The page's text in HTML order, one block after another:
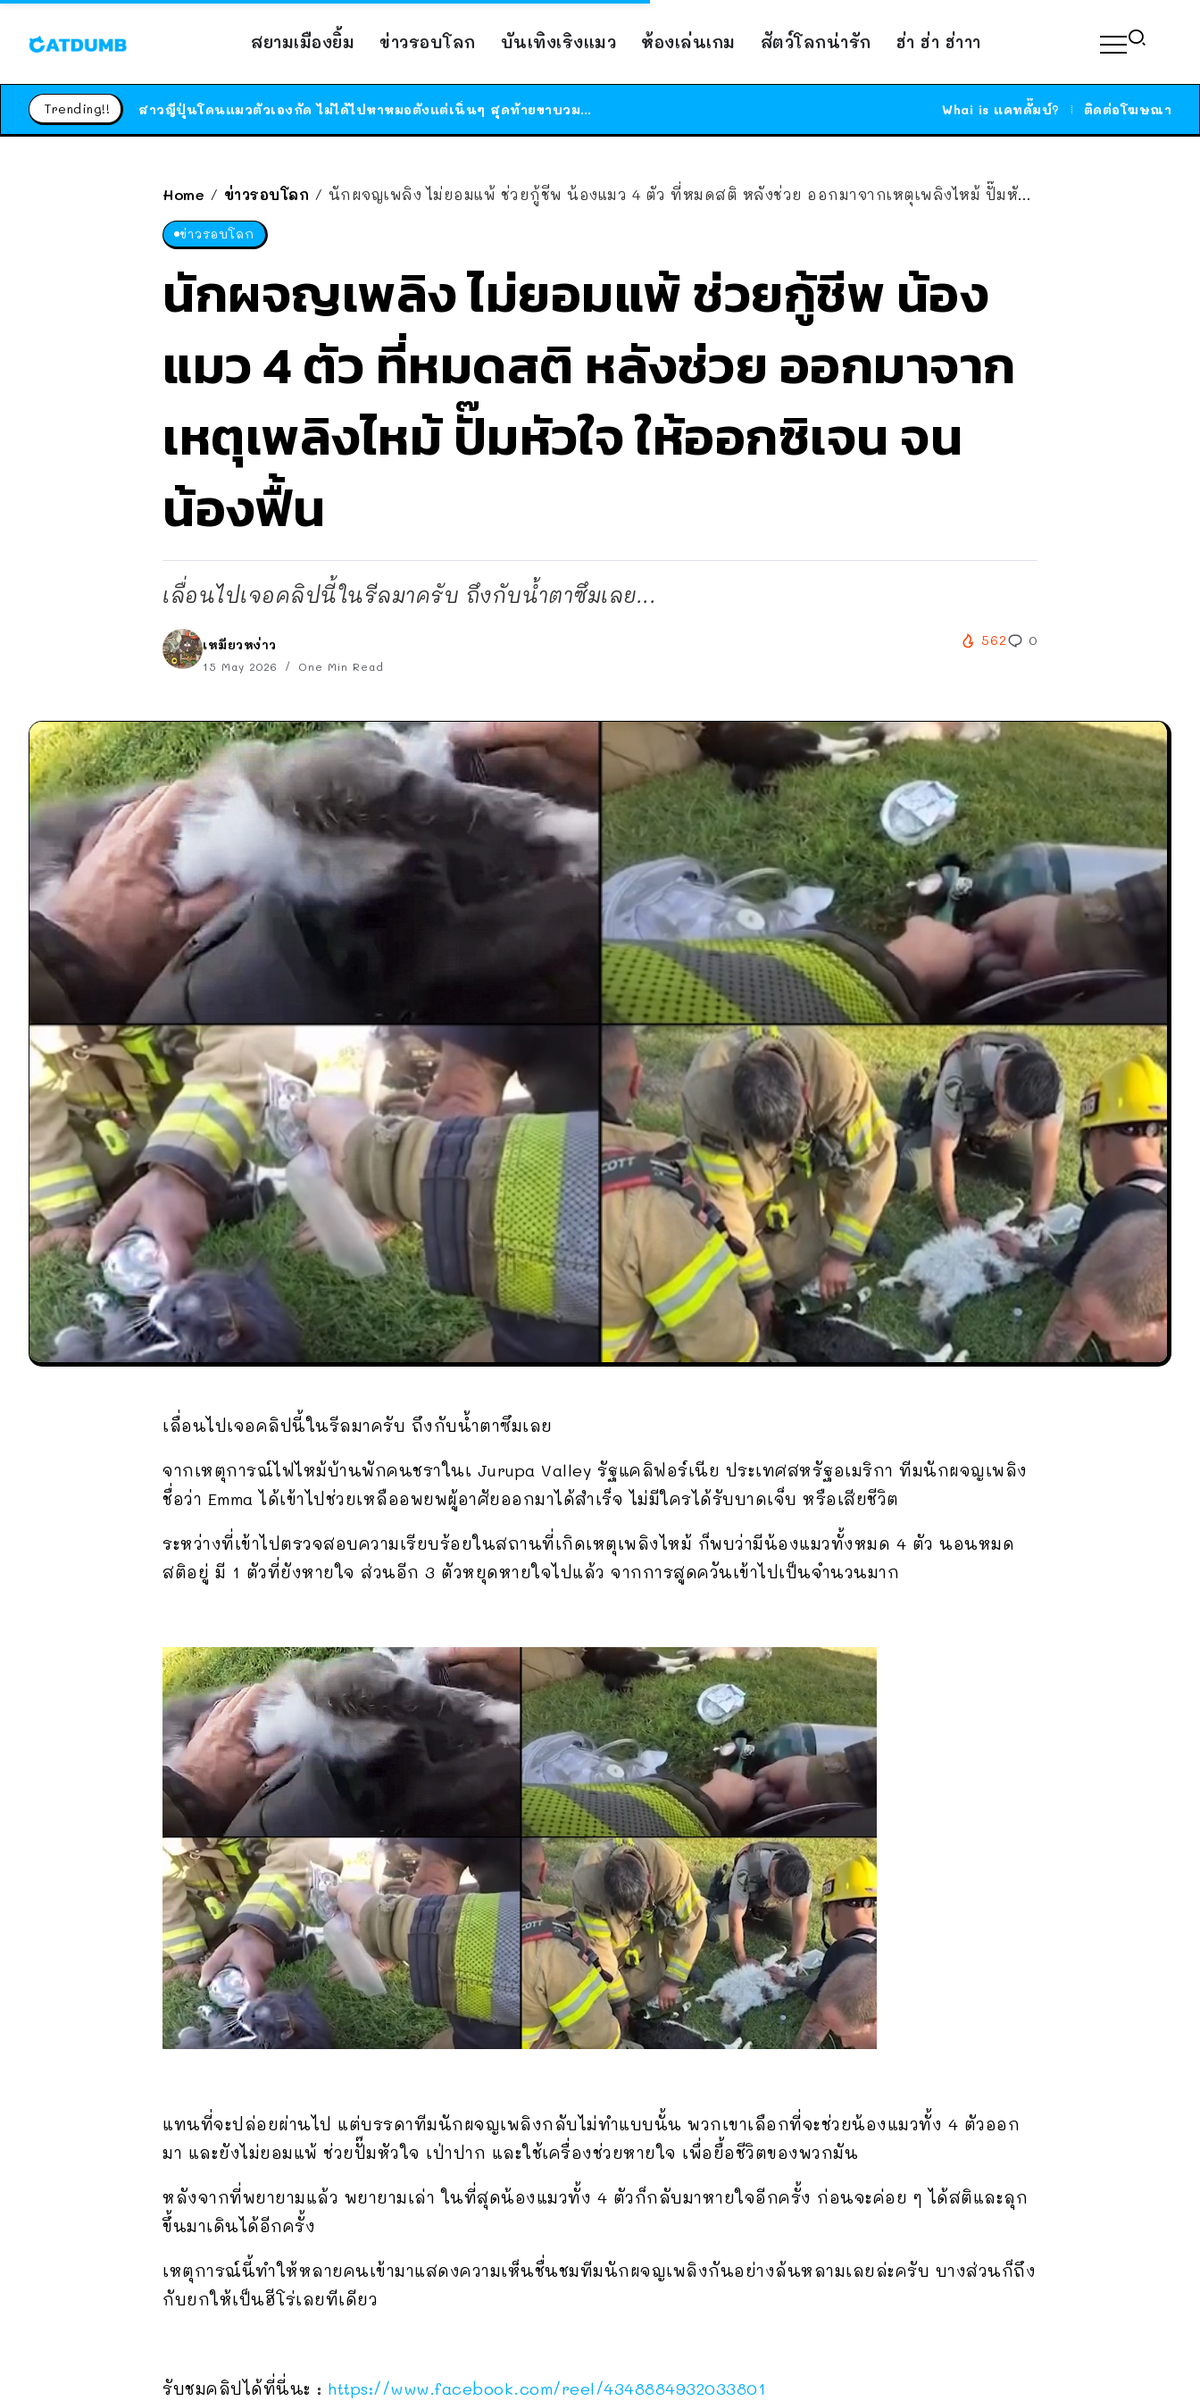
สยามเมืองยิ้ม ข่าวรอบโลก บันเทิงเริงแมว ห้องเล่นเกม สัตว์โลกน่ารัก ฮ่า ฮ่า ฮ่าาา
Trending!!
ร้านอาหารในนิวยอร์กประกาศปิดตัวลง หลังอยู่มานานกว่า 45 ปี ติดป้ายขอบคุณลูกค้าทุกคน แถมสูตรทำไวท์ซอสให้แบบจัดเต็ม
ได้เวลาเด็กหนวดรวมตัว RF Online Next เปิดให้เล่นแล้ว เกม Sci-Fi MMORPG ระดับตำนาน เล่นได้ทั้งมือถือและ PC Whai is แคทดั๊มบ์? ติดต่อโฆษณา
Home / ข่าวรอบโลก / นักผจญเพลิง ไม่ยอมแพ้ ช่วยกู้ชีพ น้องแมว 4 ตัว ที่หมดสติ หลังช่วย ออกมาจากเหตุเพลิงไหม้ ปั๊มหัวใจ ให้ออกซิเจน จนน้องฟื้น
ข่าวรอบโลก
นักผจญเพลิง ไม่ยอมแพ้ ช่วยกู้ชีพ น้อง
แมว 4 ตัว ที่หมดสติ หลังช่วย ออกมาจาก
เหตุเพลิงไหม้ ปั๊มหัวใจ ให้ออกซิเจน จน
น้องฟื้น
เลื่อนไปเจอคลิปนี้ในรีลมาครับ ถึงกับน้ำตาซึมเลย...
เหมียวหง่าว
15 May 2026 One Min Read
562 0
เลื่อนไปเจอคลิปนี้ในรีลมาครับ ถึงกับน้ำตาซึมเลย
จากเหตุการณ์ไฟไหม้บ้านพักคนชราในเ Jurupa Valley รัฐแคลิฟอร์เนีย ประเทศสหรัฐอเมริกา ทีมนักผจญเพลิง
ชื่อว่า Emma ได้เข้าไปช่วยเหลืออพยพผู้อาศัยออกมาได้สำเร็จ ไม่มีใครได้รับบาดเจ็บ หรือเสียชีวิต
ระหว่างที่เข้าไปตรวจสอบความเรียบร้อยในสถานที่เกิดเหตุเพลิงไหม้ ก็พบว่ามีน้องแมวทั้งหมด 4 ตัว นอนหมด
สติอยู่ มี 1 ตัวที่ยังหายใจ ส่วนอีก 3 ตัวหยุดหายใจไปแล้ว จากการสูดควันเข้าไปเป็นจำนวนมาก
แทนที่จะปล่อยผ่านไป แต่บรรดาทีมนักผจญเพลิงกลับไม่ทำแบบนั้น พวกเขาเลือกที่จะช่วยน้องแมวทั้ง 4 ตัวออก
มา และยังไม่ยอมแพ้ ช่วยปั๊มหัวใจ เป่าปาก และใช้เครื่องช่วยหายใจ เพื่อยื้อชีวิตของพวกมัน
หลังจากที่พยายามแล้ว พยายามเล่า ในที่สุดน้องแมวทั้ง 4 ตัวก็กลับมาหายใจอีกครั้ง ก่อนจะค่อย ๆ ได้สติและลุก
ขึ้นมาเดินได้อีกครั้ง
เหตุการณ์นี้ทำให้หลายคนเข้ามาแสดงความเห็นชื่นชมทีมนักผจญเพลิงกันอย่างล้นหลามเลยล่ะครับ บางส่วนก็ถึง
กับยกให้เป็นฮีโร่เลยทีเดียว
รับชมคลิปได้ที่นี่นะ : https://www.facebook.com/reel/4348884932033801